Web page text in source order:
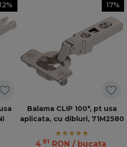
17%
Balama CLIP 100*, pt usa
aplicata, cu dibluri, 71M2580
4 81 RON / bucata